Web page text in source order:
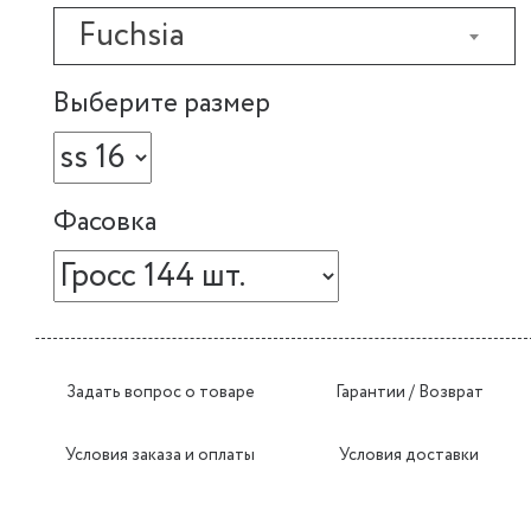
Fuchsia
Выберите размер
Фасовка
Задать вопрос о товаре Гарантии / Возврат
Условия заказа и оплаты Условия доставки